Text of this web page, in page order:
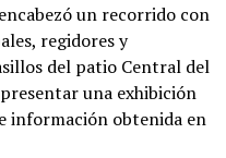
un recorrido con
regidores y
del patio Central del
una exhibición
información obtenida en